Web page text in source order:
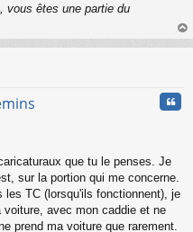
vous êtes une partie du
au
que tu le penses. Je
sur la portion qui me concerne.
TC (lorsqu'ils fonctionnent), je
avec mon caddie et ne
prend ma voiture que rarement.